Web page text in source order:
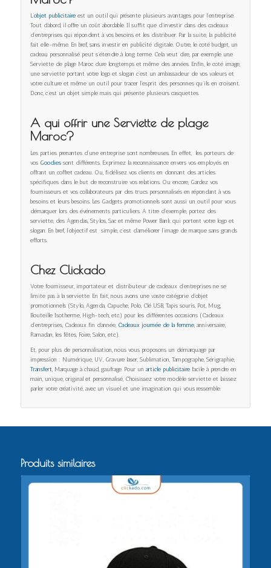
L’objet publicitaireest un outil qui présente plusieurs avantages pour l’entreprise.
Tout d’abord, il offre un coût abordable. Il suffit que d’investir dans des cadeaux
d’entreprises qui répondent à vos besoins et les distribuer. Par la suite, la publicité
fait elle-même. En bref, sans investir en publicité digitale. Outre, le coté budget, un
cadeau personnalisé peut s’étendre à long terme. Cela veut dire, par exemple une
Serviette de plage Maroc dure longtemps et même des années. Enfin, le coté image,
une serviette portant votre logo et slogan c’est un ambassadeur de vos valeurs et
votre culture et même un outil pour tracer l’esprit des personnes qu’ils en croisent.
Donc, c’est un objet simple mais qui présente plusieurs casquettes.
A qui offrir une Serviette de plage
Maroc?
Les parties prenantes d’une entreprise sont nombreuses. En effet, les porteurs de
vos Goodiessont différents. Exprimez la reconnaissance envers vos employés en
offrant un coffret cadeau. Ou, fidélisez vos clients en donnant des articles
spécifiques dans le but de reconstruire vos relations. Ou encore, Gardez vos
fournisseurs et vos collaborateurs par des trucs personnalisés en répondant à vos
besoins et leurs besoins. Les Gadgets promotionnels sont aussi un outil pour vous
démarquer lors des événements particuliers. A titre d’exemple, portez des
serviette, des Agendas, Stylos, Sac et même Power Bank qui portent votre logo et
slogan. En bref, l’objectif est simple, c’est d’améliorer l’image de marque sans grands
efforts.
Chez Clickado
Votre fournisseur, importateur et distributeur de cadeaux d’entreprises ne se
limite pas à la serviette. En fait, nous avons une vaste catégorie d’objet
promotionnels (Stylo, Agenda, Capuche, Polo, Clé USB, Tapis souris, Pot, Mug,
Bouteille Isotherme, High-tech, etc.) pour les différentes occasions (Cadeaux
d’entreprises, Cadeaux fin d’année, Cadeaux journée de la femme, anniversaire,
Ramadan, les fêtes, Foire, Salon, etc.).
Et, pour plus de personnalisation, nous vous proposons un démarquage par
impression : Numérique, UV, Gravure laser, Sublimation, Tampographe, Sérigraphie,
Transfert, Marquage à chaud, gaufrage. Pour un article publicitairefacile à prendre en
main, unique, original et personnalisé, Choisissez votre modèle serviette et laissez
parler votre créativité, avec un visuel et une imagination qui vous ressemble.
Produits similaires